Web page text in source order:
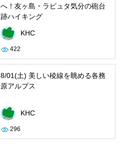
へ！友ヶ島・ラピュタ気分の砲台
跡ハイキング
KHC
422
8/01(土) 美しい稜線を眺める各務
原アルプス
KHC
296